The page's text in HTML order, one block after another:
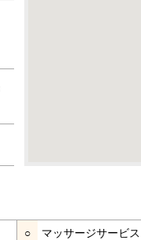
○ マッサージサービス